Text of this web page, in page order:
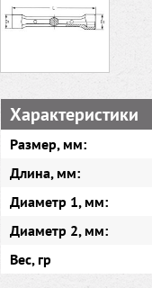
Характеристики
Размер, мм:
Длина, мм:
Диаметр 1, мм:
Диаметр 2, мм:
Вес, гр